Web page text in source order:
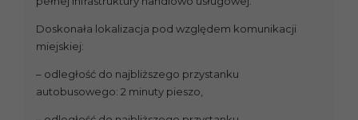
Doskonała lokalizacja pod względem komunikacji
miejskiej:
– odległość do najbliższego przystanku
autobusowego: 2 minuty pieszo,